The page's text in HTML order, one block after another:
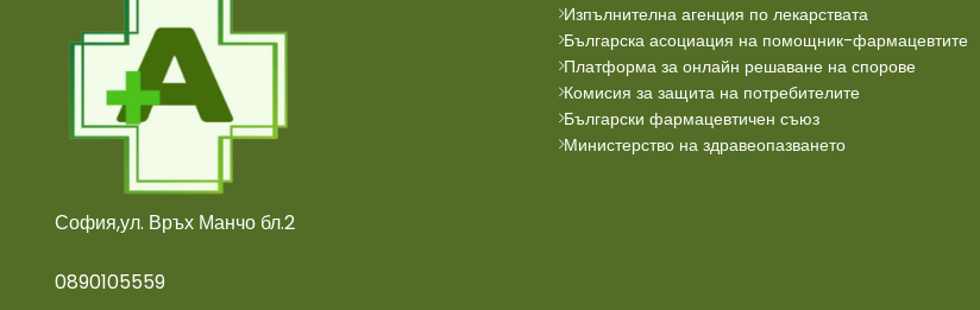
София,ул. Връх Манчо бл.2
0890105559
Изпълнителна агенция по лекарствата
Българска асоциация на помощник-фармацевтите
Платформа за онлайн решаване на спорове
Комисия за защита на потребителите
Български фармацевтичен съюз
Министерство на здравеопазването